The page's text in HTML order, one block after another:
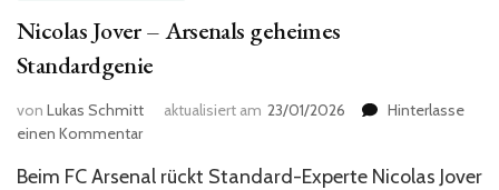
Nicolas Jover – Arsenals geheimes
Standardgenie
von Lukas Schmitt aktualisiert am 23/01/2026
Hinterlasse
einen Kommentarzu
Jover
Beim FC Arsenal rückt Standard-Experte Nicolas Jover